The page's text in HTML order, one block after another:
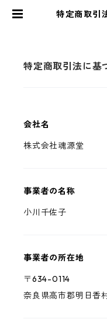
特定商取引
特定商取引法に基
会社名
株式会社魂源堂
事業者の名称
小川千佐子
事業者の所在地
〒634-0114
奈良県高市郡明日香